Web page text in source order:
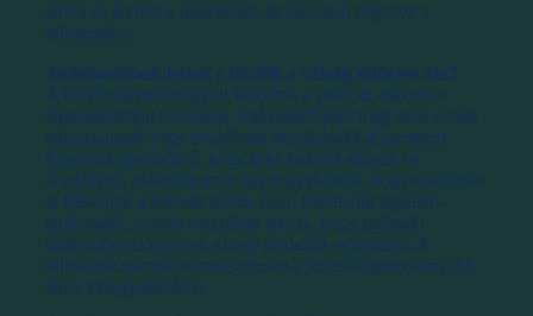
tartva és javítva a minőséget, és szorosan figyelve a
költségeket.
Tudatosabbak lettek a bérlők a válság kitörése óta?
A bérlők egyrészt együtt fejlődtek a piaccal, másrészt
tapasztalatokat szereztek. Lakásbérlőként még nem voltak
tapasztalataik vagy elvárásaik irodaházakkal szemben.
Egyrészt egyértelmű, hogy több helyről kérnek be
árajánlatot, másrészt az is egyre gyakoribb, hogy szakértőt
is felkérnek a keresés során. Nem feltétlenül ingatlan-
tanácsadót, hanem van példa arra is, hogy műszaki
szakemberrel mennek ki egy irodaház bejárására. A
költségek mértéke természetesen a lehető legérzékenyebb
téma a tárgyalásokon.